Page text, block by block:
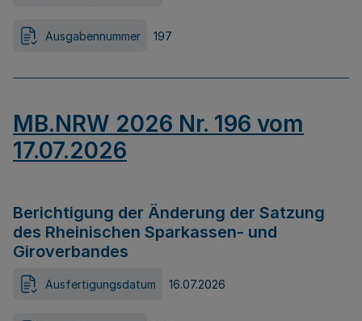
Ausgabennummer 197
MB.NRW 2026 Nr. 196 vom
17.07.2026
Berichtigung der Änderung der Satzung
des Rheinischen Sparkassen- und
Giroverbandes
Ausfertigungsdatum 16.07.2026